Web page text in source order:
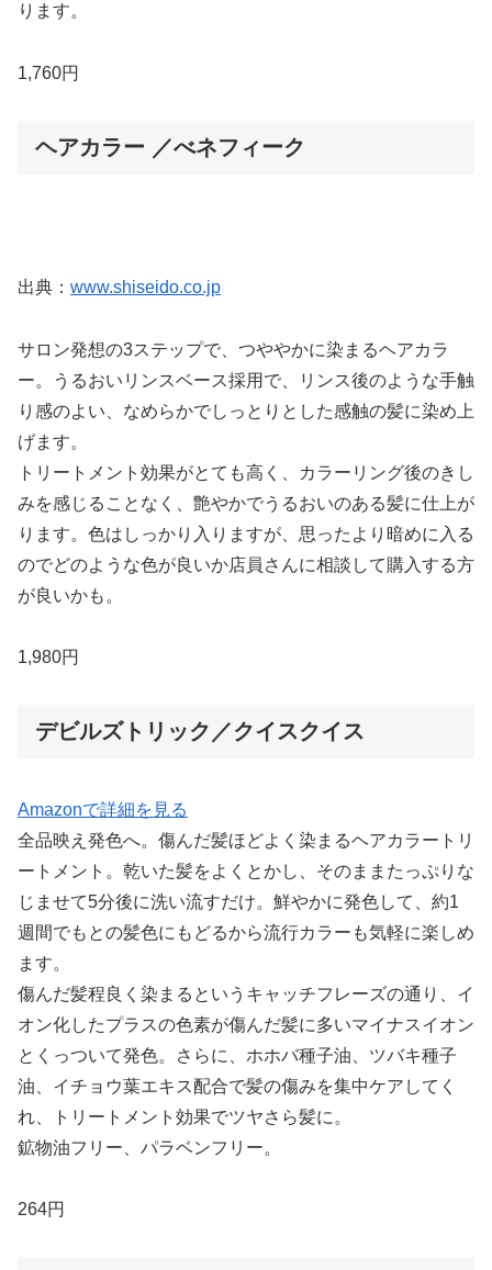
ります。
1,760円
ヘアカラー ／べネフィーク
出典： www.shiseido.co.jp
サロン発想の3ステップで、つややかに染まるヘアカラ
ー。うるおいリンスベース採用で、リンス後のような手触
り感のよい、なめらかでしっとりとした感触の髪に染め上
げます。
トリートメント効果がとても高く、カラーリング後のきし
みを感じることなく、艶やかでうるおいのある髪に仕上が
ります。色はしっかり入りますが、思ったより暗めに入る
のでどのような色が良いか店員さんに相談して購入する方
が良いかも。
1,980円
デビルズトリック／クイスクイス
Amazonで詳細を見る
全品映え発色へ。傷んだ髪ほどよく染まるヘアカラートリ
ートメント。乾いた髪をよくとかし、そのままたっぷりな
じませて5分後に洗い流すだけ。鮮やかに発色して、約1
週間でもとの髪色にもどるから流行カラーも気軽に楽しめ
ます。
傷んだ髪程良く染まるというキャッチフレーズの通り、イ
オン化したプラスの色素が傷んだ髪に多いマイナスイオン
とくっついて発色。さらに、ホホバ種子油、ツバキ種子
油、イチョウ葉エキス配合で髪の傷みを集中ケアしてく
れ、トリートメント効果でツヤさら髪に。
鉱物油フリー、パラベンフリー。
264円